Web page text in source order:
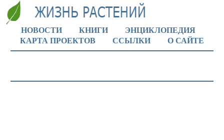
НОВОСТИ КНИГИ
ЭНЦИКЛОПЕДИЯ
КАРТА ПРОЕКТОВ
ССЫЛКИ О САЙТЕ